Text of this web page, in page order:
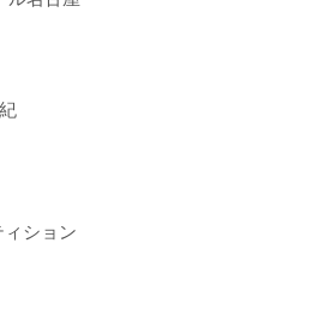
ション